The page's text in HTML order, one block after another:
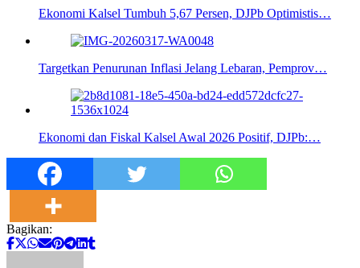
Ekonomi Kalsel Tumbuh 5,67 Persen, DJPb Optimistis…
Targetkan Penurunan Inflasi Jelang Lebaran, Pemprov…
Ekonomi dan Fiskal Kalsel Awal 2026 Positif, DJPb:…
Bagikan: